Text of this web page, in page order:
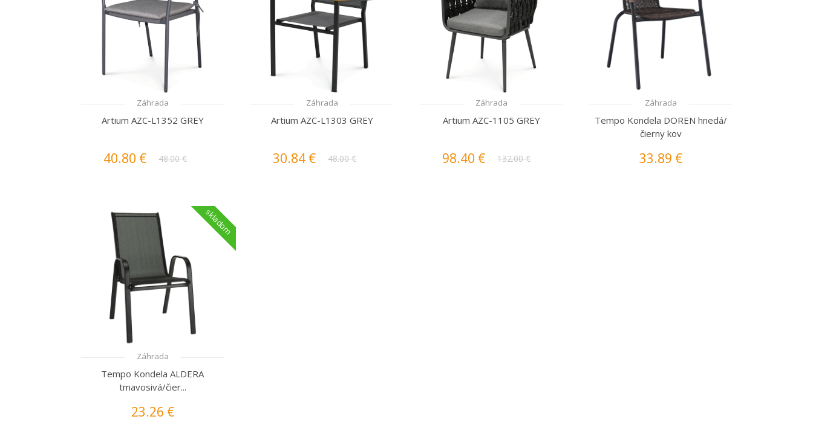
Záhrada
Artium AZC-L1352 GREY
40.80 € 48.00 €
Záhrada
Artium AZC-L1303 GREY
30.84 € 48.00 €
Záhrada
Artium AZC-1105 GREY
98.40 € 132.00 €
Záhrada
Tempo Kondela DOREN hnedá/
čierny kov
33.89 €
Záhrada
Tempo Kondela ALDERA
tmavosivá/čier...
23.26 €
skladom